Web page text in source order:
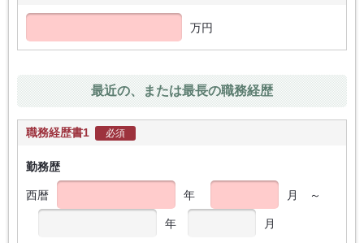
万円
最近の、または最長の職務経歴
職務経歴書1 必須
勤務歴
西暦 年 月 ～
年 月